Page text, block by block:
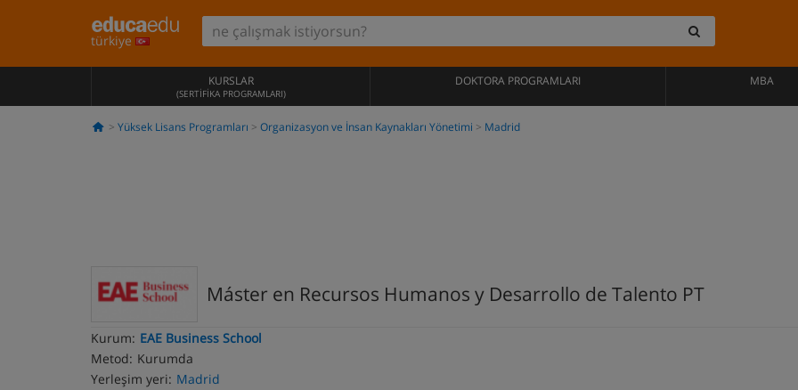
türkiye
KURSLAR
(SERTIFIKA PROGRAMLARI)
DOKTORA PROGRAMLARI MBA
Yüksek Lisans Programları Organizasyon ve İnsan Kaynakları Yönetimi Madrid
Máster en Recursos Humanos y Desarrollo de Talento PT
Kurum: EAE Business School
Metod: Kurumda
Yerleşim yeri: Madrid